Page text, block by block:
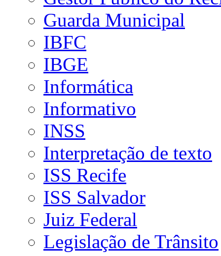
Guarda Municipal
IBFC
IBGE
Informática
Informativo
INSS
Interpretação de texto
ISS Recife
ISS Salvador
Juiz Federal
Legislação de Trânsito